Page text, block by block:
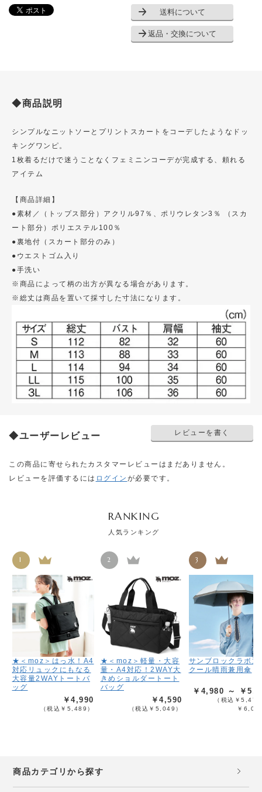
送料について
返品・交換について
◆商品説明
シンプルなニットソーとプリントスカートをコーデしたようなドッ
キングワンピ。
1枚着るだけで迷うことなくフェミニンコーデが完成する、頼れる
アイテム
【商品詳細】
●素材／（トップス部分）アクリル97％、ポリウレタン3％ （スカ
ート部分）ポリエステル100％
●裏地付（スカート部分のみ）
●ウエストゴム入り
●手洗い
※商品によって柄の出方が異なる場合があります。
※総丈は商品を置いて採寸した寸法になります。
◆ユーザーレビュー レビューを書く
この商品に寄せられたカスタマーレビューはまだありません。
レビューを評価するには ログイン が必要です。
RANKING
人気ランキング
1
★＜moz＞はっ水！A4
対応リュックにもなる
大容量2WAYトートバ
ッグ
￥4,990
（税込￥5,489）
2
★＜moz＞軽量・大容
量・A4対応！2WAY大
きめショルダートート
バッグ
￥4,590
（税込￥5,049）
3
サンブロックラボ遮
クール晴雨兼用傘
￥4,980 ～ ￥
（税込￥
￥
商品カテゴリから探す